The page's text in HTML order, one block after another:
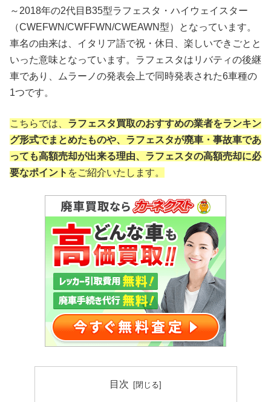
～2018年の2代目B35型ラフェスタ・ハイウェイスター
（CWEFWN/CWFFWN/CWEAWN型）となっています。
車名の由来は、イタリア語で祝・休日、楽しいできごとと
いった意味となっています。ラフェスタはリバティの後継
車であり、ムラーノの発表会上で同時発表された6車種の
1つです。
こちらでは、 ラフェスタ買取のおすすめの業者をランキン
グ形式でまとめたものや、ラフェスタが廃車・事故車であ
っても高額売却が出来る理由、ラフェスタの高額売却に必
要なポイント をご紹介いたします。
目次